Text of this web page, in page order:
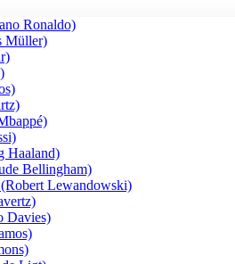
Ronaldo)
Müller)
Bellingham)
Lewandowski)
Davies)